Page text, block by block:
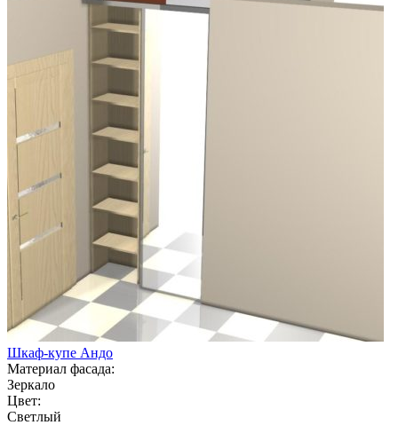
Шкаф-купе Андо
Материал фасада:
Зеркало
Цвет:
Светлый